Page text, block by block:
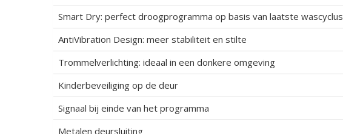
Smart Dry: perfect droogprogramma op basis van laatste wascyclus
AntiVibration Design: meer stabiliteit en stilte
Trommelverlichting: ideaal in een donkere omgeving
Kinderbeveiliging op de deur
Signaal bij einde van het programma
Metalen deursluiting